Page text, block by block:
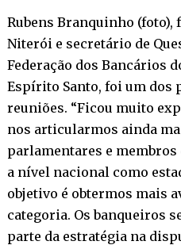
Rubens Branquinho (foto),
Niterói e secretário de
Federação dos Bancários
Espírito Santo, foi um dos
reuniões. “Ficou muito
nos articularmos ainda
parlamentares e membros
a nível nacional como
objetivo é obtermos mais
categoria. Os banqueiros
parte da estratégia na